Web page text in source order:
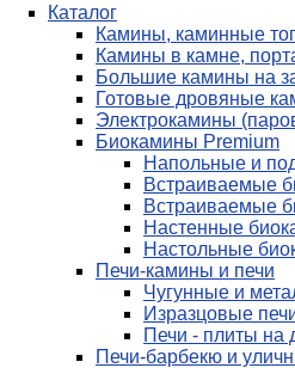
Каталог
Камины, каминные
Камины в камне,
Большие камины на
Готовые дровяные
Электрокамины
Биокамины Premium
Напольные и
Встраиваемые
Встраиваемые
Настенные
Настольные
Печи-камины и печи
Чугунные и
Изразцовые
Печи - плиты на
Печи-барбекю и